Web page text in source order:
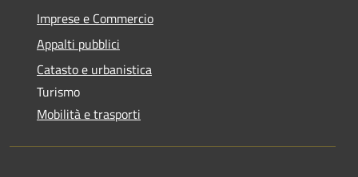
Imprese e Commercio
Appalti pubblici
Catasto e urbanistica
Turismo
Mobilità e trasporti